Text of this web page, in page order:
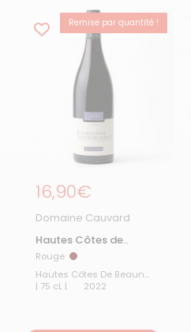
Remise par quantité !
Prix régulier
16,90€
Domaine Cauvard
Hautes Côtes de
Beaune 2022
Rouge Rouge
Hautes Côtes De Beaune
| 75 cL |
2022